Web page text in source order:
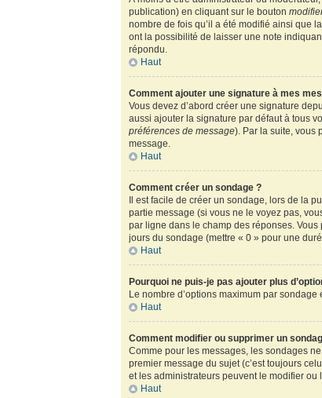
publication) en cliquant sur le bouton
nombre de fois qu’il a été modifié ainsi que
ont la possibilité de laisser une note
répondu.
Haut
Comment ajouter une signature à mes
Vous devez d’abord créer une signature
aussi ajouter la signature par défaut à tous
préférences de message). Par la suite, vous
message.
Haut
Comment créer un sondage ?
Il est facile de créer un sondage, lors de la
partie message (si vous ne le voyez pas,
par ligne dans le champ des réponses.
jours du sondage (mettre « 0 » pour une
Haut
Pourquoi ne puis-je pas ajouter plus
Le nombre d’options maximum par
Haut
Comment modifier ou supprimer un
Comme pour les messages, les sondages
premier message du sujet (c’est toujours
et les administrateurs peuvent le modifier
Haut